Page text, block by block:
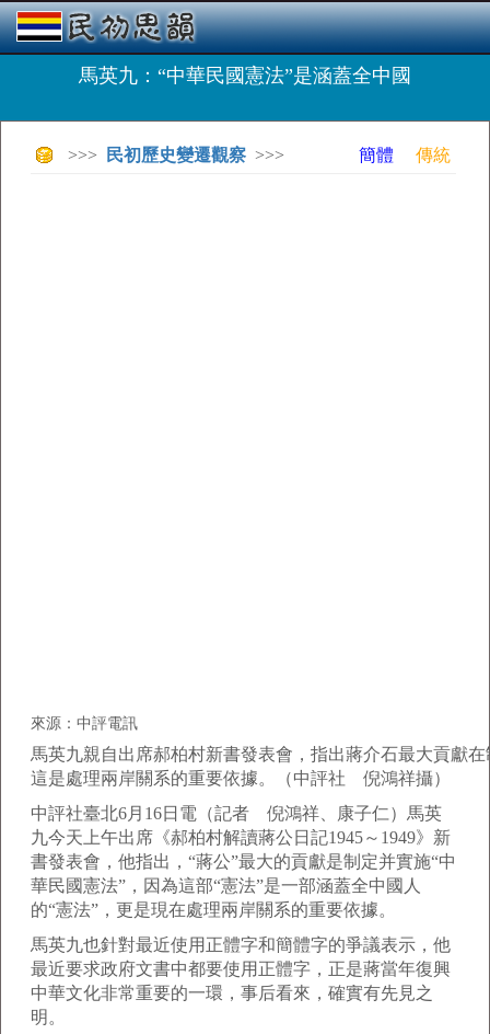
馬英九：“中華民國憲法”是涵蓋全中國
>>> 民初歷史變遷觀察 >>> 簡體 傳統
來源：中評電訊
馬英九親自出席郝柏村新書發表會，指出蔣介石最大貢獻在
這是處理兩岸關系的重要依據。（中評社 倪鴻祥攝）
中評社臺北6月16日電（記者 倪鴻祥、康子仁）馬英
九今天上午出席《郝柏村解讀蔣公日記1945～1949》新
書發表會，他指出，“蔣公”最大的貢獻是制定并實施“中
華民國憲法”，因為這部“憲法”是一部涵蓋全中國人
的“憲法”，更是現在處理兩岸關系的重要依據。
馬英九也針對最近使用正體字和簡體字的爭議表示，他
最近要求政府文書中都要使用正體字，正是蔣當年復興
中華文化非常重要的一環，事后看來，確實有先見之
明。